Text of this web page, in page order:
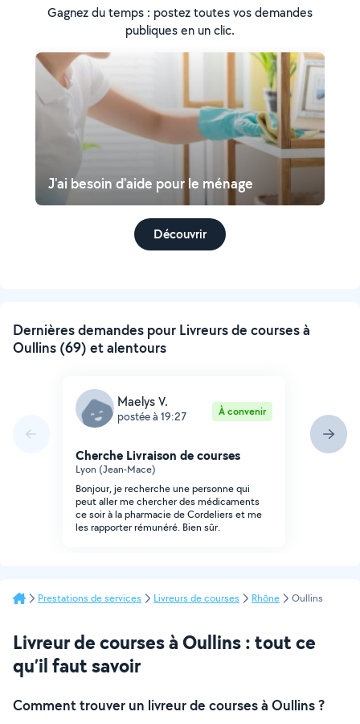
Gagnez du temps : postez toutes vos demandes
publiques en un clic.
J'ai besoin d'aide pour le ménage
Découvrir
Dernières demandes pour Livreurs de courses à
Oullins (69) et alentours
Maelys V.
postée à 19:27 À convenir
Cherche Livraison de courses
Lyon (Jean-Mace)
Bonjour, je recherche une personne qui
peut aller me chercher des médicaments
ce soir à la pharmacie de Cordeliers et me
les rapporter rémunéré. Bien sûr.
Prestations de services Livreurs de courses Rhône Oullins
Livreur de courses à Oullins : tout ce
qu’il faut savoir
Comment trouver un livreur de courses à Oullins ?